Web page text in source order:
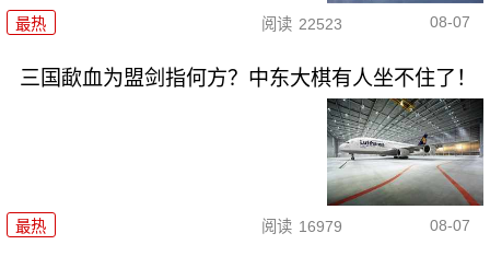
最热 阅读 22523 08-07
三国歃血为盟剑指何方？中东大棋有人坐不住了！
最热 阅读 16979 08-07